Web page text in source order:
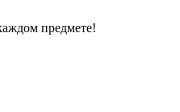
предмете!